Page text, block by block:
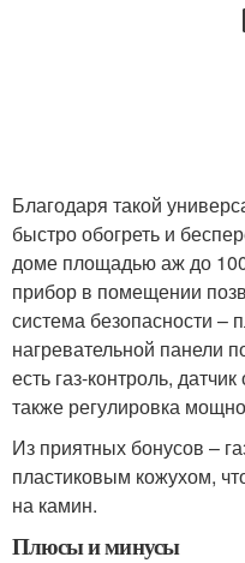
Благодаря такой
быстро обогреть и
доме площадью аж до
прибор в помещении
система безопасности –
нагревательной панели
есть газ-контроль,
также регулировка
Из приятных бонусов –
пластиковым кожухом,
на камин.
Плюсы и минусы